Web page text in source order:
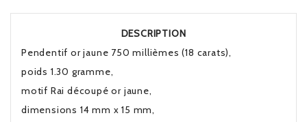
DESCRIPTION
Pendentif or jaune 750 millièmes (18 carats),
poids 1.30 gramme,
motif Rai découpé or jaune,
dimensions 14 mm x 15 mm,